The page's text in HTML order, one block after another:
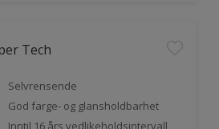
Tech
Selvrensende
God farge- og glansholdbarhet
Inntil 16 års vedlikeholdsintervall